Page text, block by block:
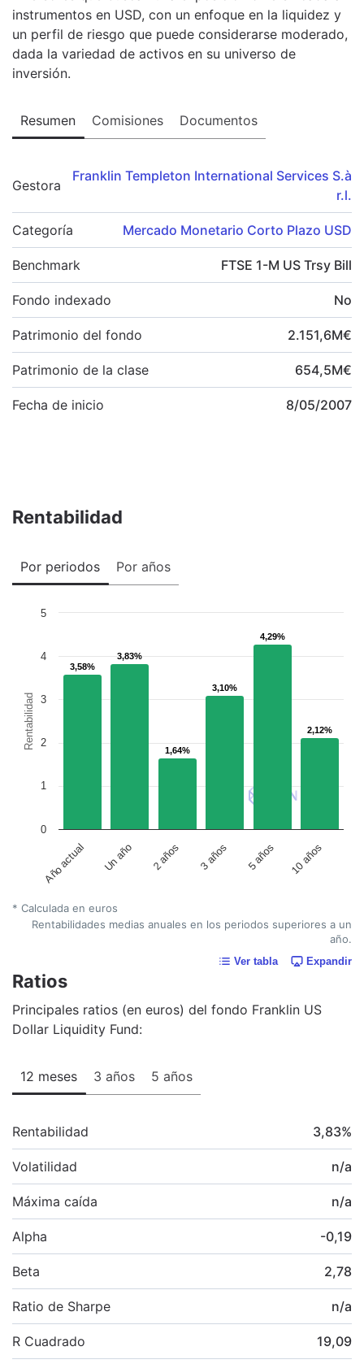
instrumentos en USD, con un enfoque en la liquidez y
un perfil de riesgo que puede considerarse moderado,
dada la variedad de activos en su universo de
inversión.
Resumen Comisiones Documentos
Gestora
Franklin Templeton International Services S.à
r.l.
Categoría Mercado Monetario Corto Plazo USD
Benchmark FTSE 1-M US Trsy Bill
Fondo indexado No
Patrimonio del fondo 2.151,6M€
Patrimonio de la clase 654,5M€
Fecha de inicio 8/05/2007
Rentabilidad
Por periodos Por años
Rentabilidad
3,58%
3,58%
3,83%
3,83%
1,64%
1,64%
3,10%
3,10%
4,29%
4,29%
2,12%
2,12%
Año actual Un año 2 años 3 años 5 años 10 años
0
1
2
3
4
5
* Calculada en euros
Rentabilidades medias anuales en los periodos superiores a un
año.
Ver tabla Expandir
Ratios
Principales ratios (en euros) del fondo Franklin US
Dollar Liquidity Fund:
12 meses 3 años 5 años
Rentabilidad 3,83%
Volatilidad n/a
Máxima caída n/a
Alpha -0,19
Beta 2,78
Ratio de Sharpe n/a
R Cuadrado 19,09